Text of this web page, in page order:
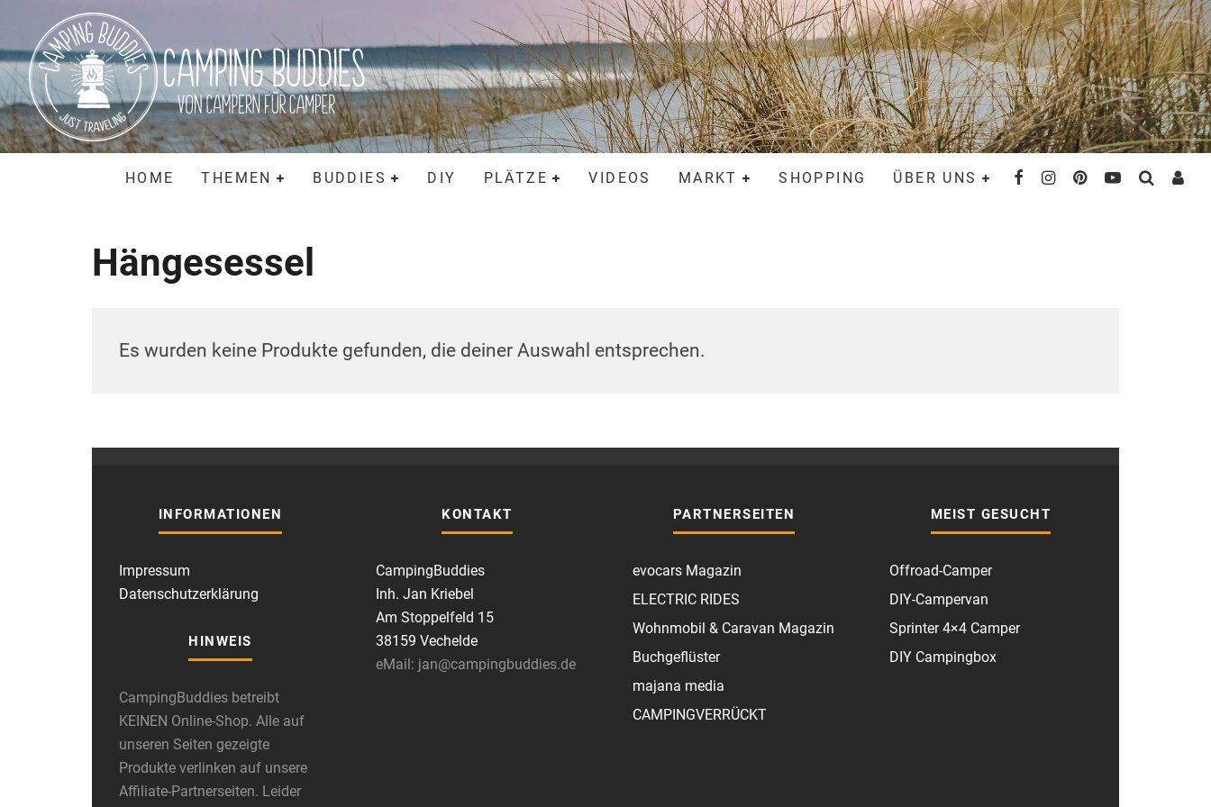
HOME THEMEN BUDDIES DIY PLÄTZE VIDEOS MARKT SHOPPING ÜBER UNS
Hängesessel
Es wurden keine Produkte gefunden, die deiner Auswahl entsprechen.
INFORMATIONEN
Impressum
Datenschutzerklärung
HINWEIS
CampingBuddies betreibt
KEINEN Online-Shop. Alle auf
unseren Seiten gezeigte
Produkte verlinken auf unsere
Affiliate-Partnerseiten. Leider
KONTAKT
CampingBuddies
Inh. Jan Kriebel
Am Stoppelfeld 15
38159 Vechelde
eMail: jan@campingbuddies.de
PARTNERSEITEN
evocars Magazin
ELECTRIC RIDES
Wohnmobil & Caravan Magazin
Buchgeflüster
majana media
CAMPINGVERRÜCKT
MEIST GESUCHT
Offroad-Camper
DIY-Campervan
Sprinter 4×4 Camper
DIY Campingbox